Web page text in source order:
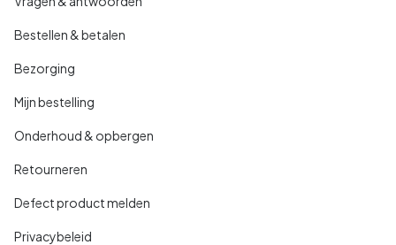
Bestellen & betalen
Bezorging
Mijn bestelling
Onderhoud & opbergen
Retourneren
Defect product melden
Privacybeleid